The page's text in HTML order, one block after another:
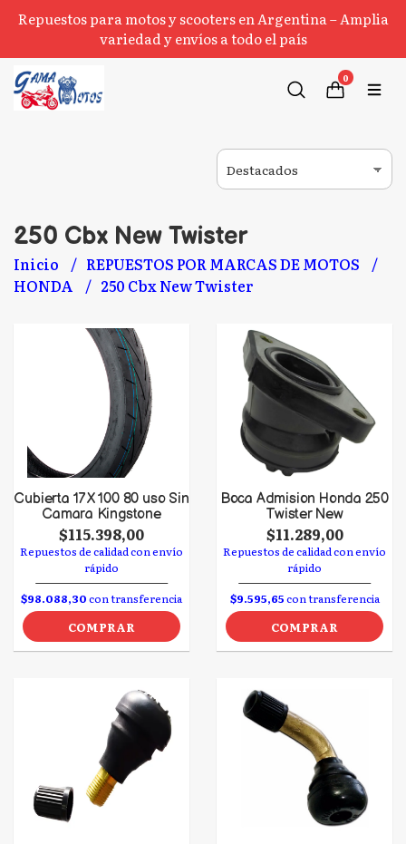
Repuestos para motos y scooters en Argentina – Amplia
variedad y envíos a todo el país
0
250 Cbx New Twister
Inicio
REPUESTOS POR MARCAS DE MOTOS
HONDA
250 Cbx New Twister
Cubierta 17 X 100 80 uso Sin
Camara Kingstone
$115.398,00
Repuestos de calidad con envío
rápido
$98.088,30con transferencia
COMPRAR
Boca Admision Honda 250
Twister New
$11.289,00
Repuestos de calidad con envío
rápido
$9.595,65con transferencia
COMPRAR